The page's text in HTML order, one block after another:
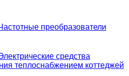
преобразователи
средства
теплоснабжением коттеджей